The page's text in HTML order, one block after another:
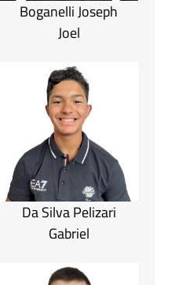
Boganelli Joseph
Joel
Da Silva Pelizari
Gabriel